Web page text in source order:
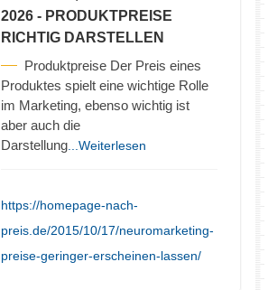
2026 - PRODUKTPREISE
RICHTIG DARSTELLEN
Produktpreise Der Preis eines
Produktes spielt eine wichtige Rolle
im Marketing, ebenso wichtig ist
aber auch die
Darstellung ...Weiterlesen
https://homepage-nach-
preis.de/2015/10/17/neuromarketing-
preise-geringer-erscheinen-lassen/